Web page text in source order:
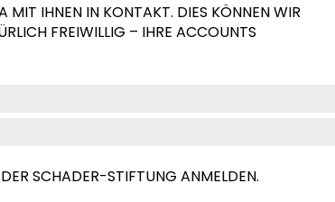
MIT IHNEN IN KONTAKT. DIES KÖNNEN WIR
FREIWILLIG – IHRE ACCOUNTS
SCHADER-STIFTUNG ANMELDEN.